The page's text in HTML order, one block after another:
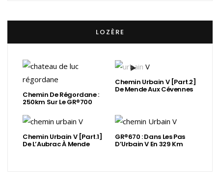
LOZÈRE
Chemin De Régordane :
250km Sur Le GR®700
Chemin Urbain V [Part.2]
De Mende Aux Cévennes
Chemin Urbain V [Part.1]
De L’Aubrac À Mende
GR®670 : Dans Les Pas
D’Urbain V En 329 Km